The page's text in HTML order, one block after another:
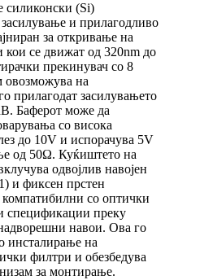
силиконски (Si)
и прилагодливо
за откривање на
кои се движат од 320nm до
прекинувач со 8
на
прилагодат засилувањето
Баферот може да
со висока
до 10V и испорачува 5V
од 50Ω. Куќиштето на
одвојлив навојен
и фиксен прстен
со оптички
спецификации преку
навои. Ова го
инсталирање на
филтри и обезбедува
за монтирање.